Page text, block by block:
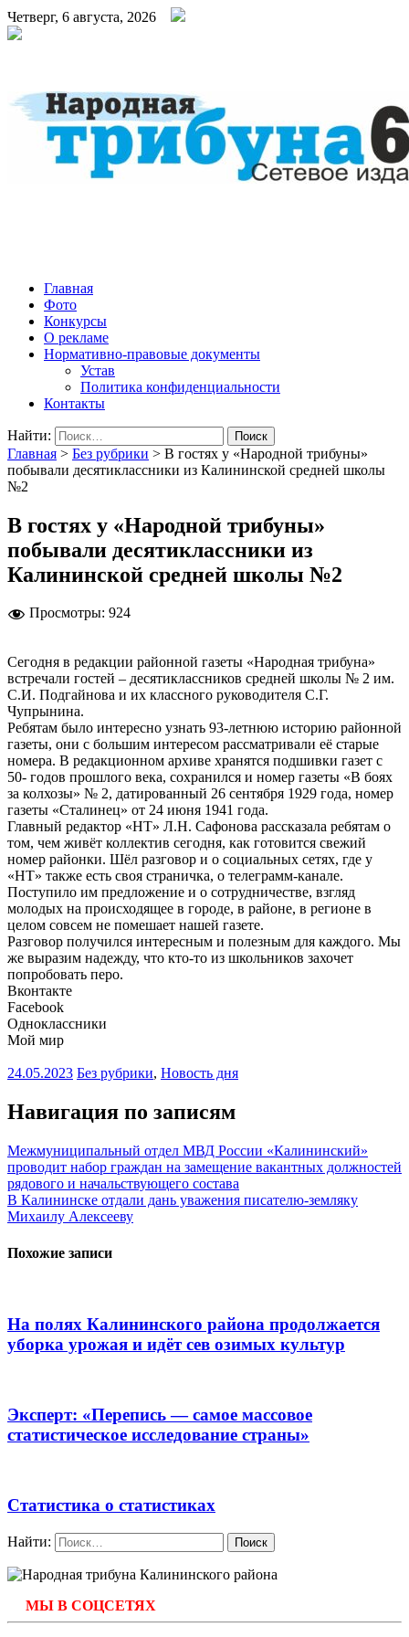
Четверг, 6 августа, 2026
Главная
Фото
Конкурсы
О рекламе
Нормативно-правовые документы
Устав
Политика конфиденциальности
Контакты
Найти:
Главная > Без рубрики > В гостях у «Народной трибуны»
побывали десятиклассники из Калининской средней школы
№2
В гостях у «Народной трибуны»
побывали десятиклассники из
Калининской средней школы №2
Просмотры: 924
Сегодня в редакции районной газеты «Народная трибуна»
встречали гостей – десятиклассников средней школы № 2 им.
С.И. Подгайнова и их классного руководителя С.Г.
Чупрынина.
Ребятам было интересно узнать 93-летнюю историю районной
газеты, они с большим интересом рассматривали её старые
номера. В редакционном архиве хранятся подшивки газет с
50- годов прошлого века, сохранился и номер газеты «В боях
за колхозы» № 2, датированный 26 сентября 1929 года, номер
газеты «Сталинец» от 24 июня 1941 года.
Главный редактор «НТ» Л.Н. Сафонова рассказала ребятам о
том, чем живёт коллектив сегодня, как готовится свежий
номер районки. Шёл разговор и о социальных сетях, где у
«НТ» также есть своя страничка, о телеграмм-канале.
Поступило им предложение и о сотрудничестве, взгляд
молодых на происходящее в городе, в районе, в регионе в
целом совсем не помешает нашей газете.
Разговор получился интересным и полезным для каждого. Мы
же выразим надежду, что кто-то из школьников захочет
попробовать перо.
Вконтакте
Facebook
Одноклассники
Мой мир
24.05.2023 Без рубрики, Новость дня
Навигация по записям
Межмуниципальный отдел МВД России «Калининский»
проводит набор граждан на замещение вакантных должностей
рядового и начальствующего состава
В Калининске отдали дань уважения писателю-земляку
Михаилу Алексееву
Похожие записи
На полях Калининского района продолжается
уборка урожая и идёт сев озимых культур
Эксперт: «Перепись — самое массовое
статистическое исследование страны»
Статистика о статистиках
Найти:
МЫ В СОЦСЕТЯХ